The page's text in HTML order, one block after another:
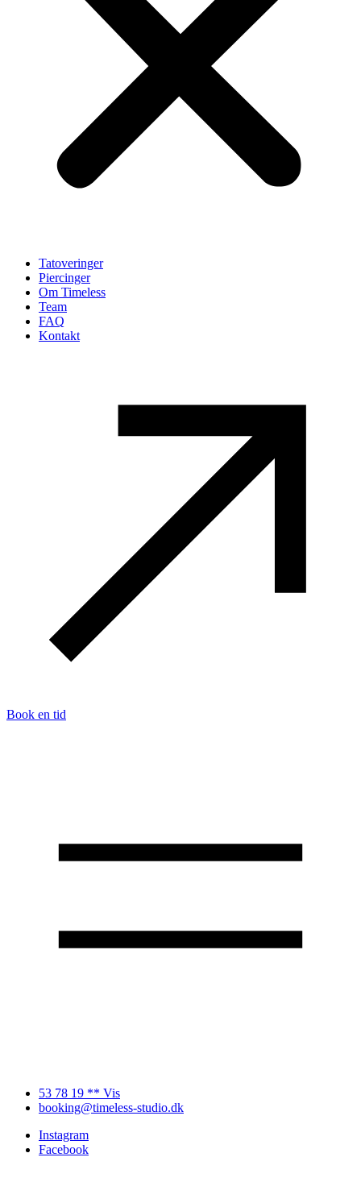
Tatoveringer
Piercinger
Om Timeless
Team
FAQ
Kontakt
Book en tid
53 78 19 ** Vis
booking@timeless-studio.dk
Instagram
Facebook